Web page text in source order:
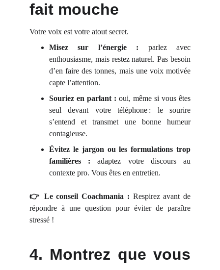
fait mouche
Votre voix est votre atout secret.
Misez sur l’énergie : parlez avec
enthousiasme, mais restez naturel. Pas besoin
d’en faire des tonnes, mais une voix motivée
capte l’attention.
Souriez en parlant : oui, même si vous êtes
seul devant votre téléphone : le sourire
s’entend et transmet une bonne humeur
contagieuse.
Évitez le jargon ou les formulations trop
familières : adaptez votre discours au
contexte pro. Vous êtes en entretien.
👉 Le conseil Coachmania : Respirez avant de
répondre à une question pour éviter de paraître
stressé !
4. Montrez que vous